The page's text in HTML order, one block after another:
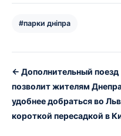
#парки дніпра
← Дополнительный поезд
позволит жителям
удобнее добраться во
короткой пересадкой в